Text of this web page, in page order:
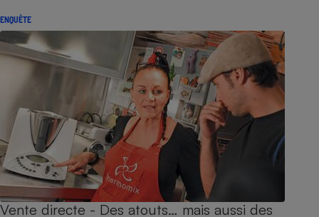
ENQUÊTE
Vente directe - Des atouts… mais aussi des